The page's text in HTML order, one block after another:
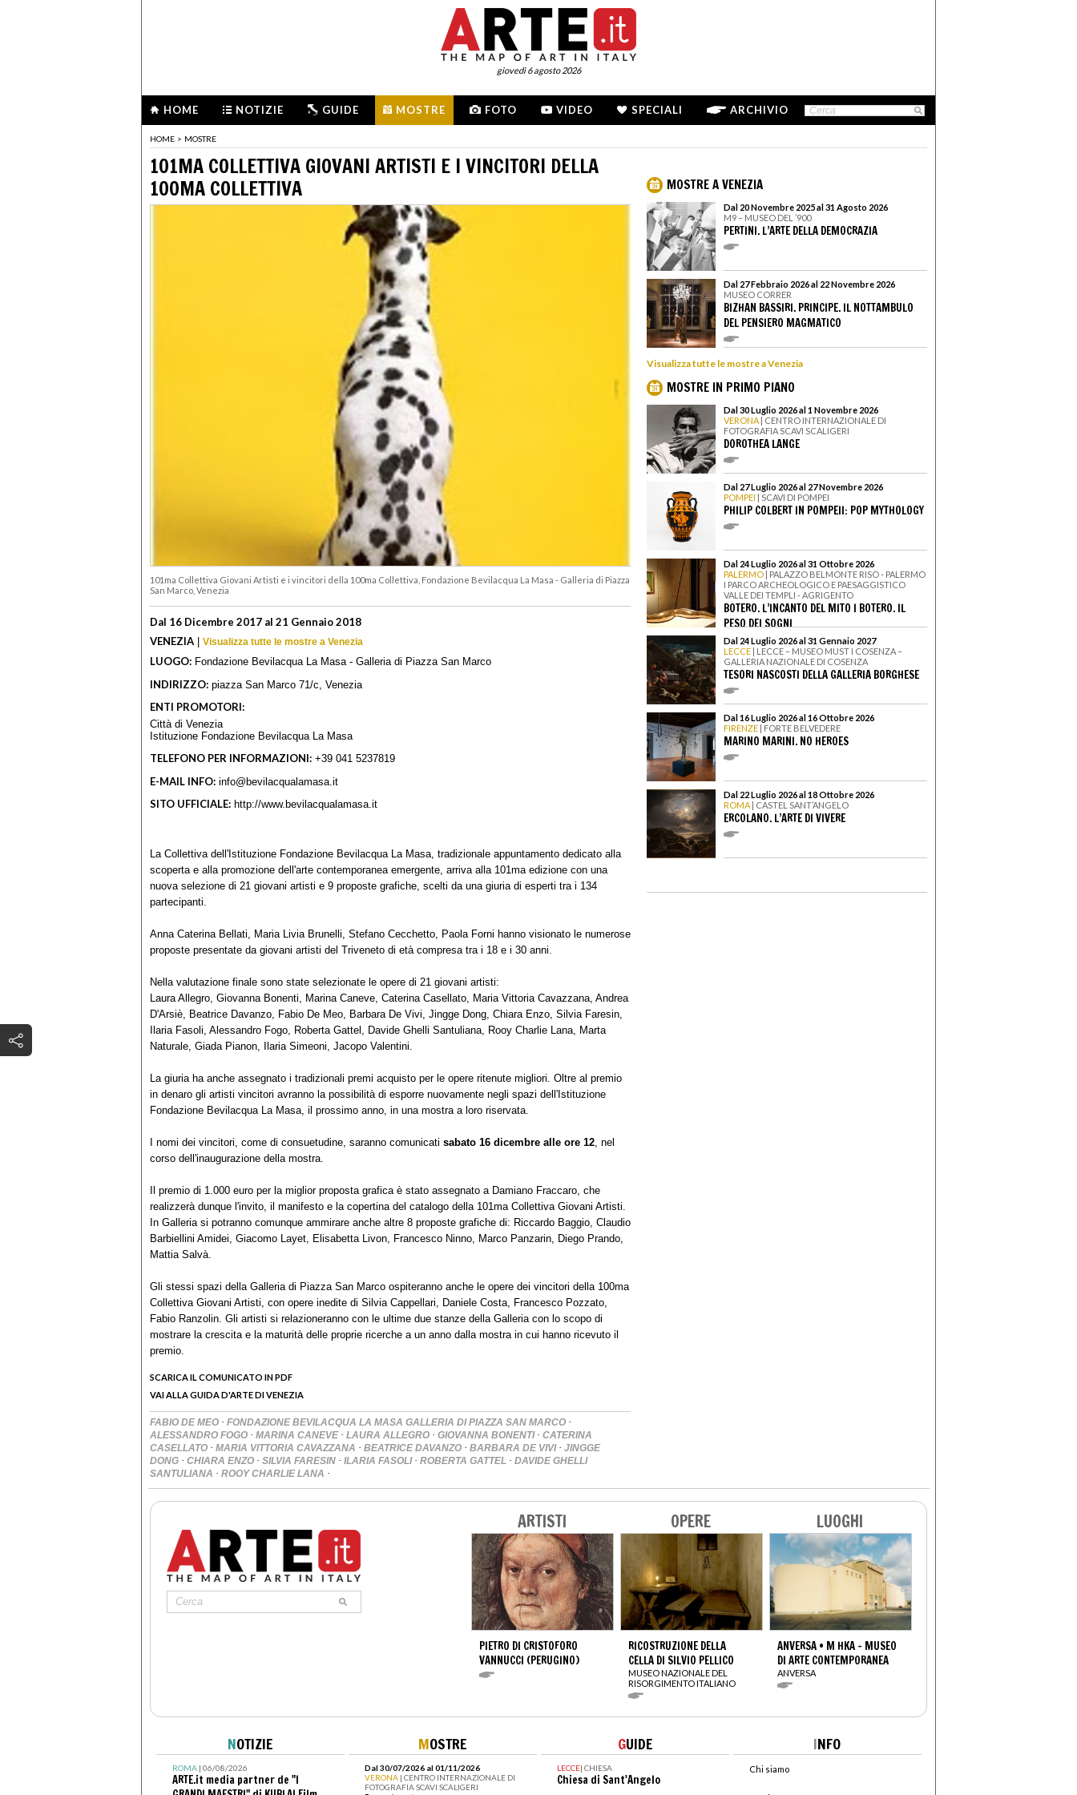
giovedì 6 agosto 2026
HOME NOTIZIE GUIDE MOSTRE FOTO VIDEO SPECIALI ARCHIVIO
HOME > MOSTRE
101MA COLLETTIVA GIOVANI ARTISTI E I VINCITORI DELLA
100MA COLLETTIVA
101ma Collettiva Giovani Artisti e i vincitori della 100ma Collettiva, Fondazione Bevilacqua La Masa - Galleria di Piazza
San Marco, Venezia
Dal 16 Dicembre 2017 al 21 Gennaio 2018
VENEZIA | Visualizza tutte le mostre a Venezia
LUOGO: Fondazione Bevilacqua La Masa - Galleria di Piazza San Marco
INDIRIZZO: piazza San Marco 71/c, Venezia
ENTI PROMOTORI:
Città di Venezia
Istituzione Fondazione Bevilacqua La Masa
TELEFONO PER INFORMAZIONI: +39 041 5237819
E-MAIL INFO: info@bevilacqualamasa.it
SITO UFFICIALE: http://www.bevilacqualamasa.it
La Collettiva dell'Istituzione Fondazione Bevilacqua La Masa, tradizionale appuntamento dedicato alla
scoperta e alla promozione dell'arte contemporanea emergente, arriva alla 101ma edizione con una
nuova selezione di 21 giovani artisti e 9 proposte grafiche, scelti da una giuria di esperti tra i 134
partecipanti.
Anna Caterina Bellati, Maria Livia Brunelli, Stefano Cecchetto, Paola Forni hanno visionato le numerose
proposte presentate da giovani artisti del Triveneto di età compresa tra i 18 e i 30 anni.
Nella valutazione finale sono state selezionate le opere di 21 giovani artisti:
Laura Allegro, Giovanna Bonenti, Marina Caneve, Caterina Casellato, Maria Vittoria Cavazzana, Andrea
D'Arsiè, Beatrice Davanzo, Fabio De Meo, Barbara De Vivi, Jingge Dong, Chiara Enzo, Silvia Faresin,
Ilaria Fasoli, Alessandro Fogo, Roberta Gattel, Davide Ghelli Santuliana, Rooy Charlie Lana, Marta
Naturale, Giada Pianon, Ilaria Simeoni, Jacopo Valentini.
La giuria ha anche assegnato i tradizionali premi acquisto per le opere ritenute migliori. Oltre al premio
in denaro gli artisti vincitori avranno la possibilità di esporre nuovamente negli spazi dell'Istituzione
Fondazione Bevilacqua La Masa, il prossimo anno, in una mostra a loro riservata.
I nomi dei vincitori, come di consuetudine, saranno comunicati sabato 16 dicembre alle ore 12 , nel
corso dell'inaugurazione della mostra.
Il premio di 1.000 euro per la miglior proposta grafica è stato assegnato a Damiano Fraccaro, che
realizzerà dunque l'invito, il manifesto e la copertina del catalogo della 101ma Collettiva Giovani Artisti.
In Galleria si potranno comunque ammirare anche altre 8 proposte grafiche di: Riccardo Baggio, Claudio
Barbiellini Amidei, Giacomo Layet, Elisabetta Livon, Francesco Ninno, Marco Panzarin, Diego Prando,
Mattia Salvà.
Gli stessi spazi della Galleria di Piazza San Marco ospiteranno anche le opere dei vincitori della 100ma
Collettiva Giovani Artisti, con opere inedite di Silvia Cappellari, Daniele Costa, Francesco Pozzato,
Fabio Ranzolin. Gli artisti si relazioneranno con le ultime due stanze della Galleria con lo scopo di
mostrare la crescita e la maturità delle proprie ricerche a un anno dalla mostra in cui hanno ricevuto il
premio.
SCARICA IL COMUNICATO IN PDF
VAI ALLA GUIDA D'ARTE DI VENEZIA
FABIO DE MEO · FONDAZIONE BEVILACQUA LA MASA GALLERIA DI PIAZZA SAN MARCO ·
ALESSANDRO FOGO · MARINA CANEVE · LAURA ALLEGRO · GIOVANNA BONENTI · CATERINA
CASELLATO · MARIA VITTORIA CAVAZZANA · BEATRICE DAVANZO · BARBARA DE VIVI · JINGGE
DONG · CHIARA ENZO · SILVIA FARESIN · ILARIA FASOLI · ROBERTA GATTEL · DAVIDE GHELLI
SANTULIANA · ROOY CHARLIE LANA ·
MOSTRE A VENEZIA
Dal 20 Novembre 2025 al 31 Agosto 2026
M9 – MUSEO DEL ’900
PERTINI. L’ARTE DELLA DEMOCRAZIA
Dal 27 Febbraio 2026 al 22 Novembre 2026
MUSEO CORRER
BIZHAN BASSIRI. PRINCIPE. IL NOTTAMBULO
DEL PENSIERO MAGMATICO
Visualizza tutte le mostre a Venezia
MOSTRE IN PRIMO PIANO
Dal 30 Luglio 2026 al 1 Novembre 2026
VERONA | CENTRO INTERNAZIONALE DI
FOTOGRAFIA SCAVI SCALIGERI
DOROTHEA LANGE
Dal 27 Luglio 2026 al 27 Novembre 2026
POMPEI | SCAVI DI POMPEI
PHILIP COLBERT IN POMPEII: POP MYTHOLOGY
Dal 24 Luglio 2026 al 31 Ottobre 2026
PALERMO | PALAZZO BELMONTE RISO - PALERMO
I PARCO ARCHEOLOGICO E PAESAGGISTICO
VALLE DEI TEMPLI - AGRIGENTO
BOTERO. L’INCANTO DEL MITO I BOTERO. IL
PESO DEI SOGNI
Dal 24 Luglio 2026 al 31 Gennaio 2027
LECCE | LECCE – MUSEO MUST I COSENZA –
GALLERIA NAZIONALE DI COSENZA
TESORI NASCOSTI DELLA GALLERIA BORGHESE
Dal 16 Luglio 2026 al 16 Ottobre 2026
FIRENZE | FORTE BELVEDERE
MARINO MARINI. NO HEROES
Dal 22 Luglio 2026 al 18 Ottobre 2026
ROMA | CASTEL SANT’ANGELO
ERCOLANO. L’ARTE DI VIVERE
ARTISTI
PIETRO DI CRISTOFORO
VANNUCCI (PERUGINO)
OPERE
RICOSTRUZIONE DELLA
CELLA DI SILVIO PELLICO
MUSEO NAZIONALE DEL
RISORGIMENTO ITALIANO
LUOGHI
ANVERSA • M HKA - MUSEO
DI ARTE CONTEMPORANEA
ANVERSA
NOTIZIE
ROMA| 06/08/2026
ARTE.it media partner de "I
MOSTRE
Dal 30/07/2026 al 01/11/2026
VERONA | CENTRO INTERNAZIONALE DI
FOTOGRAFIA SCAVI SCALIGERI
GUIDE
LECCE| CHIESA
Chiesa di Sant'Angelo
INFO
Chi siamo